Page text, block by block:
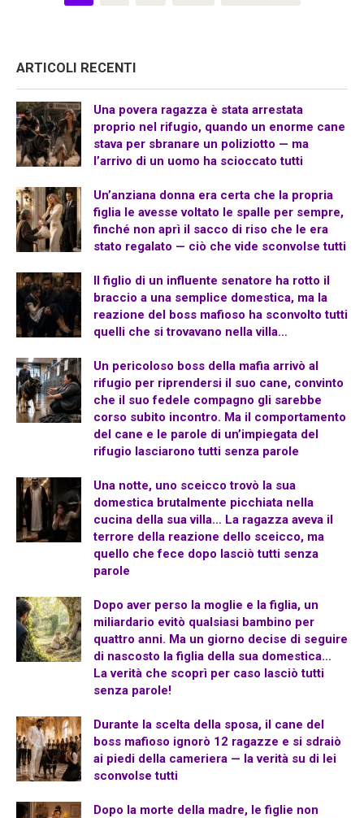
ARTICOLI RECENTI
Una povera ragazza è stata arrestata
proprio nel rifugio, quando un enorme cane
stava per sbranare un poliziotto — ma
l’arrivo di un uomo ha scioccato tutti
Un’anziana donna era certa che la propria
figlia le avesse voltato le spalle per sempre,
finché non aprì il sacco di riso che le era
stato regalato — ciò che vide sconvolse tutti
Il figlio di un influente senatore ha rotto il
braccio a una semplice domestica, ma la
reazione del boss mafioso ha sconvolto tutti
quelli che si trovavano nella villa…
Un pericoloso boss della mafia arrivò al
rifugio per riprendersi il suo cane, convinto
che il suo fedele compagno gli sarebbe
corso subito incontro. Ma il comportamento
del cane e le parole di un’impiegata del
rifugio lasciarono tutti senza parole
Una notte, uno sceicco trovò la sua
domestica brutalmente picchiata nella
cucina della sua villa… La ragazza aveva il
terrore della reazione dello sceicco, ma
quello che fece dopo lasciò tutti senza
parole
Dopo aver perso la moglie e la figlia, un
miliardario evitò qualsiasi bambino per
quattro anni. Ma un giorno decise di seguire
di nascosto la figlia della sua domestica…
La verità che scoprì per caso lasciò tutti
senza parole!
Durante la scelta della sposa, il cane del
boss mafioso ignorò 12 ragazze e si sdraiò
ai piedi della cameriera — la verità su di lei
sconvolse tutti
Dopo la morte della madre, le figlie non